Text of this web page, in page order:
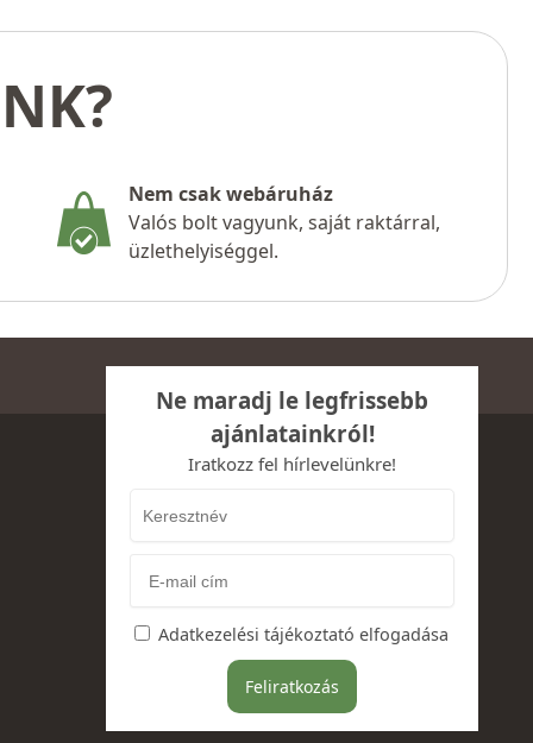
Nem csak webáruház
Valós bolt vagyunk, saját raktárral,
üzlethelyiséggel.
Ne maradj le legfrissebb
ajánlatainkról!
Iratkozz fel hírlevelünkre!
Adatkezelési tájékoztató elfogadása